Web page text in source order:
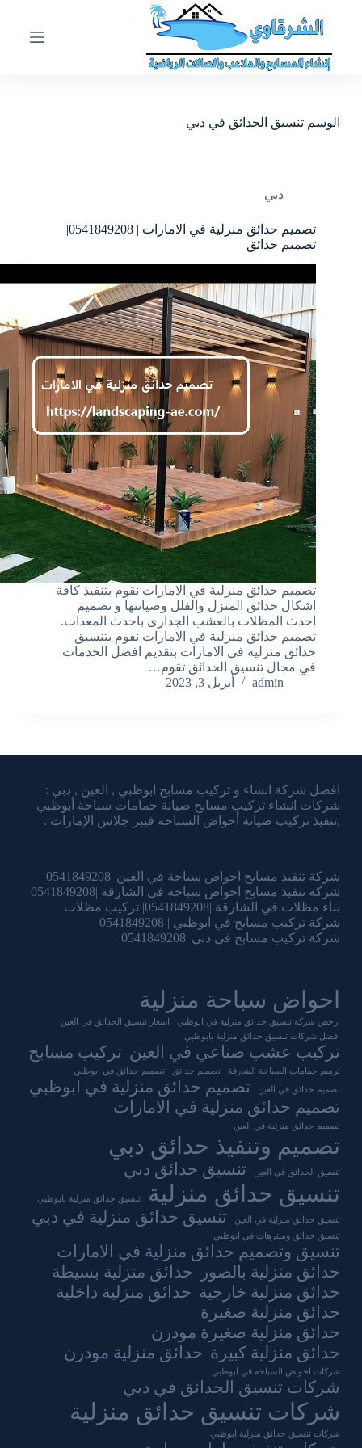
ى
الوسم تنسيق الحدائق في دبي
دبي
تصميم حدائق منزلية في الامارات | 0541849208|
تصميم حدائق
تصميم حدائق منزلية في الامارات نقوم بتنفيذ كافة
اشكال حدائق المنزل والفلل وصيانتها و تصميم
احدث المظلات بالعشب الجدارى باحدث المعدات.
تصميم حدائق منزلية في الامارات نقوم بتنسيق
حدائق منزلية في الامارات بتقديم افضل الخدمات
في مجال تنسيق الحدائق تقوم…
admin
أبريل 3, 2023
افضل شركة انشاء و تركيب مسابح ابوظبي , العين , دبي :
شركات انشاء تركيب مسابح صيانة حمامات سباحة أبوظبي
,تنفيذ تركيب صيانة أحواض السباحة فيبر جلاس الإمارات .
شركة تنفيذ مسابح احواض سباحة في العين |0541849208
شركة تنفيذ مسابح احواض سباحة في الشارقة |0541849208
بناء مظلات في الشارقة |0541849208| تركيب مظلات
شركة تركيب مسابح في ابوظبي | 0541849208
شركة تركيب مسابح في دبي |0541849208
احواض سباحة منزلية
ارخص شركة تنسيق حدائق منزلية في ابوظبي
اسعار تنسيق الحدائق في العين
افضل شركات تنسيق حدائق منزلية بابوظبي
تركيب عشب صناعي في العين تركيب مسابح
ترميم حمامات السباحة الشارقة تصميم حدائق تصميم حدائق في ابوظبي
تصميم حدائق في العين
تصميم حدائق منزلية في ابوظبي
تصميم حدائق منزلية في الامارات
تصميم حدائق منزلية في العين
تصميم وتنفيذ حدائق دبي
تنسيق الحدائق في العين تنسيق حدائق دبي
تنسيق حدائق منزلية تنسيق حدائق منزلية بابوظبي
تنسيق حدائق منزلية في العين تنسيق حدائق منزلية في دبي
تنسيق حدائق ومنتزهات في ابوظبي
تنسيق وتصميم حدائق منزلية في الامارات
حدائق منزلية بالصور
حدائق منزلية بسيطة
حدائق منزلية خارجية حدائق منزلية داخلية
حدائق منزلية صغيرة
حدائق منزلية صغيرة مودرن
حدائق منزلية كبيرة حدائق منزلية مودرن
شركات احواض السباحة في ابوظبي
شركات تنسيق الحدائق في دبي
شركات تنسيق حدائق منزلية
شركات تنسيق حدائق منزلية ابوظبي